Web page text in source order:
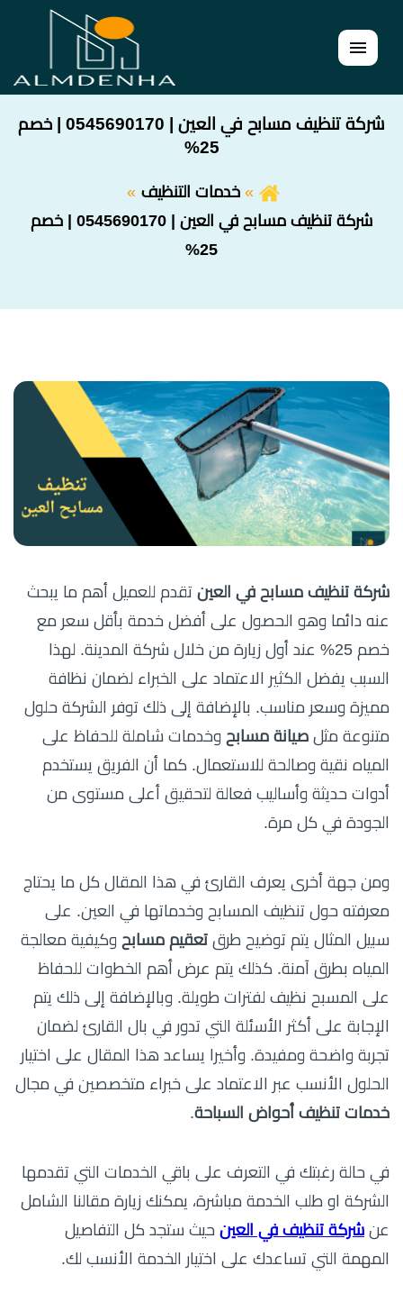
القائمة
شركة تنظيف مسابح في العين | 0545690170 | خصم
25%
خدمات التنظيف
شركة تنظيف مسابح في العين | 0545690170 | خصم
25%
شركة تنظيف مسابح في العين تقدم للعميل أهم ما يبحث
عنه دائما وهو الحصول على أفضل خدمة بأقل سعر مع
خصم 25% عند أول زيارة من خلال شركة المدينة. لهذا
السبب يفضل الكثير الاعتماد على الخبراء لضمان نظافة
مميزة وسعر مناسب. بالإضافة إلى ذلك توفر الشركة حلول
متنوعة مثل صيانة مسابح وخدمات شاملة للحفاظ على
المياه نقية وصالحة للاستعمال. كما أن الفريق يستخدم
أدوات حديثة وأساليب فعالة لتحقيق أعلى مستوى من
الجودة في كل مرة.
ومن جهة أخرى يعرف القارئ في هذا المقال كل ما يحتاج
معرفته حول تنظيف المسابح وخدماتها في العين. على
سبيل المثال يتم توضيح طرق تعقيم مسابح وكيفية معالجة
المياه بطرق آمنة. كذلك يتم عرض أهم الخطوات للحفاظ
على المسبح نظيف لفترات طويلة. وبالإضافة إلى ذلك يتم
الإجابة على أكثر الأسئلة التي تدور في بال القارئ لضمان
تجربة واضحة ومفيدة. وأخيرا يساعد هذا المقال على اختيار
الحلول الأنسب عبر الاعتماد على خبراء متخصصين في مجال
خدمات تنظيف أحواض السباحة.
في حالة رغبتك في التعرف على باقي الخدمات التي تقدمها
الشركة او طلب الخدمة مباشرة، يمكنك زيارة مقالنا الشامل
عن شركة تنظيف في العين حيث ستجد كل التفاصيل
المهمة التي تساعدك على اختيار الخدمة الأنسب لك.